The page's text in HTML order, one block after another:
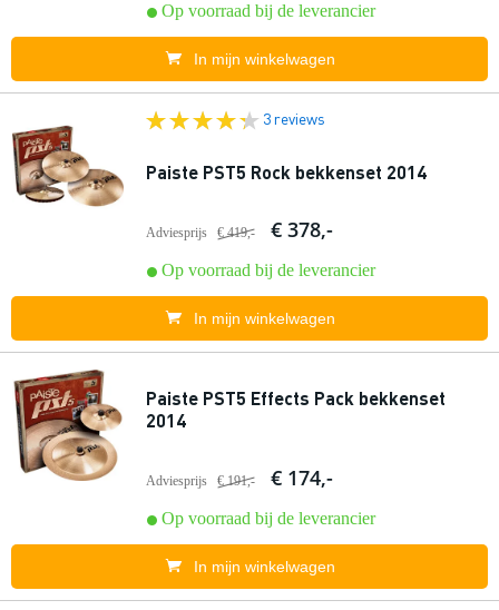
Op voorraad bij de leverancier
In mijn winkelwagen
3 reviews
Paiste PST5 Rock bekkenset 2014
Adviesprijs € 419,- € 378,-
Op voorraad bij de leverancier
In mijn winkelwagen
Paiste PST5 Effects Pack bekkenset
2014
Adviesprijs € 191,- € 174,-
Op voorraad bij de leverancier
In mijn winkelwagen